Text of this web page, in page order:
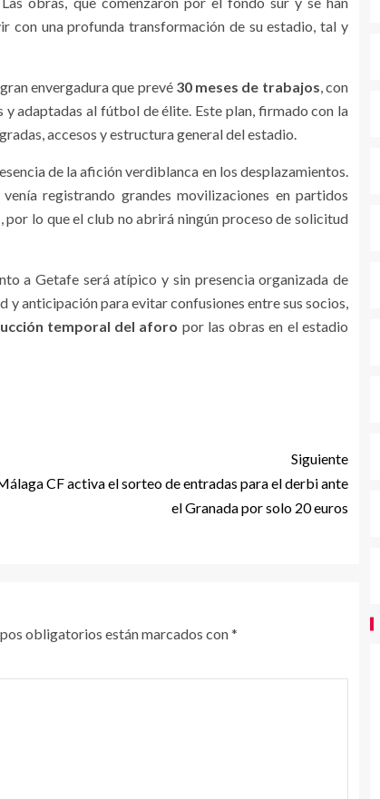
con una profunda transformación de su estadio, tal y
envergadura que prevé 30 meses de trabajos, con
adaptadas al fútbol de élite. Este plan, firmado con la
accesos y estructura general del estadio.
de la afición verdiblanca en los desplazamientos.
registrando grandes movilizaciones en partidos
, por lo que el club no abrirá ningún proceso de solicitud
a Getafe será atípico y sin presencia organizada de
anticipación para evitar confusiones entre sus socios,
temporal del aforo por las obras en el estadio
Siguiente
CF activa el sorteo de entradas para el derbi ante
el Granada por solo 20 euros
obligatorios están marcados con*